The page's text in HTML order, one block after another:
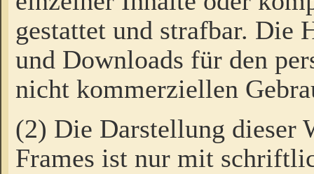
gestattet und strafbar. Die
und Downloads für den
nicht kommerziellen
(2) Die Darstellung dieser
Frames ist nur mit